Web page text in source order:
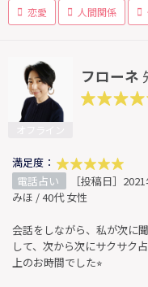
恋愛 人間関係
フローネ
満足度：
電話占い
［投稿日］
みほ / 40代 女性
会話をしながら、私が次に
して、次から次にサクサク
上のお時間でした⭐︎